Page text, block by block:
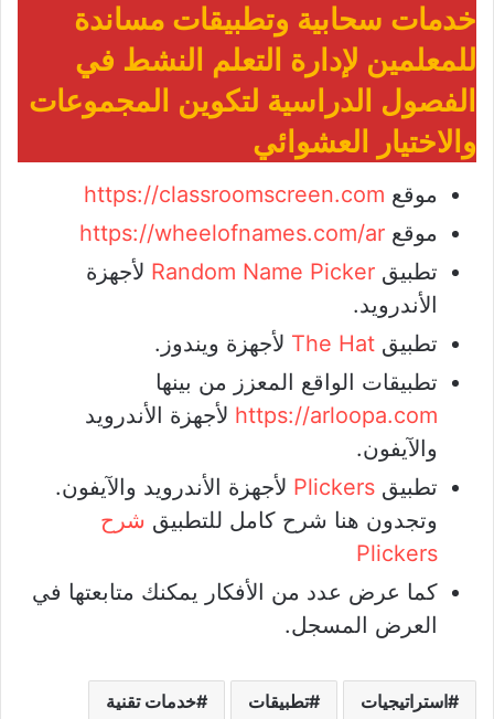
خدمات سحابية وتطبيقات مساندة
للمعلمين لإدارة التعلم النشط في
الفصول الدراسية لتكوين المجموعات
والاختيار العشوائي
موقع https://classroomscreen.com
موقع https://wheelofnames.com/ar
تطبيق Random Name Picker لأجهزة
الأندرويد.
تطبيق
لأجهزة ويندوز.
تطبيقات الواقع المعزز من بينها
https://arloopa.com لأجهزة الأندرويد
والآيفون.
تطبيق Plickers لأجهزة الأندرويد والآيفون.
وتجدون هنا شرح كامل للتطبيق شرح
Plickers
كما عرض عدد من الأفكار يمكنك متابعتها في
العرض المسجل.
استراتيجيات تطبيقات خدمات تقنية